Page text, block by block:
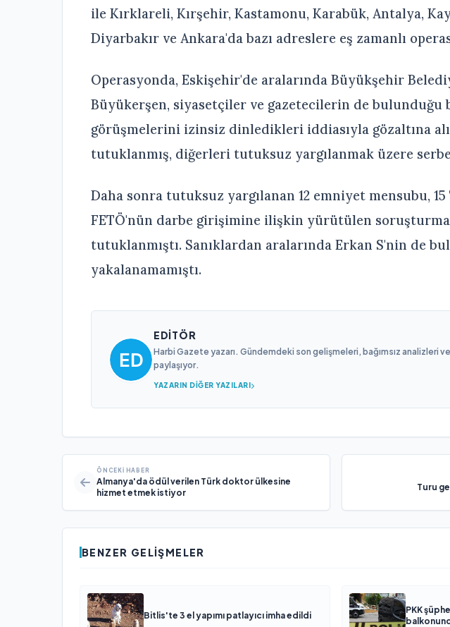
ile Kırklareli, Kırşehir, Kastamonu, Karabük, Antalya,
Diyarbakır ve Ankara'da bazı adreslere eş zamanlı
Operasyonda, Eskişehir'de aralarında Büyükşehir
Büyükerşen, siyasetçiler ve gazetecilerin de bulunduğu
görüşmelerini izinsiz dinledikleri iddiasıyla gözaltına
tutuklanmış, diğerleri tutuksuz yargılanmak üzere
Daha sonra tutuksuz yargılanan 12 emniyet mensubu,
FETÖ'nün darbe girişimine ilişkin yürütülen soruşturma
tutuklanmıştı. Sanıklardan aralarında Erkan S'nin de
yakalanamamıştı.
EDITÖR
Harbi Gazete yazarı. Gündemdeki son gelişmeleri, bağımsız analizleri
paylaşıyor.
YAZARIN DIĞER YAZILARI
ÖNCEKI HABER
Almanya'da ödül verilen Türk doktor ülkesine
hizmet etmek istiyor
Turu
BENZER GELIŞMELER
Bitlis'te 3 el yapımı patlayıcı imha edildi
PKK